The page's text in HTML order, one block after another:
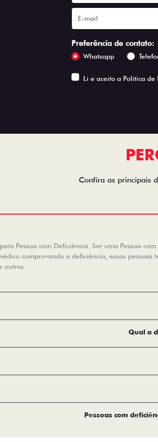
Preferência de contato:
Whatsapp
Li e aceito a Política de
Confira as principais
Pessoa com Deficiência. Ser uma Pessoa
comprovando a deficiência, essas
outros.
Qual a
Pessoas com